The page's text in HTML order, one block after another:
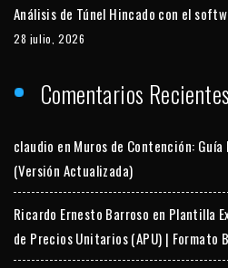
Análisis de Túnel Hincado con el
28 julio, 2026
Comentarios Recientes
claudio en Muros de Contención:
(Versión Actualizada)
Ricardo Ernesto Barroso en Plantilla
de Precios Unitarios (APU) | Formato